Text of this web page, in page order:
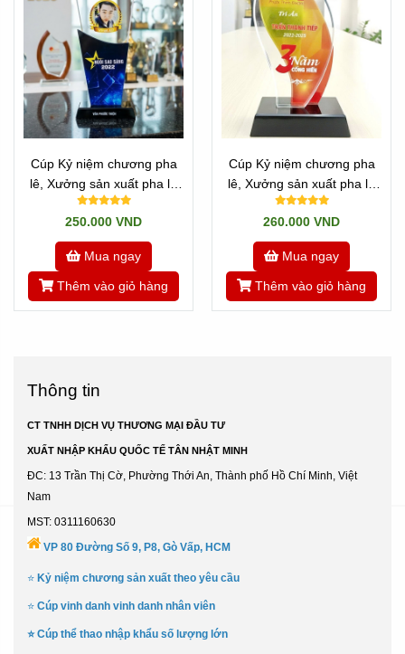
Cúp Kỷ niệm chương pha
lê, Xưởng sản xuất pha lê
(34)
250.000 VND
Mua ngay
Thêm vào giỏ hàng
Cúp Kỷ niệm chương pha
lê, Xưởng sản xuất pha lê
(33)
260.000 VND
Mua ngay
Thêm vào giỏ hàng
Thông tin
CT TNHH DỊCH VỤ THƯƠNG MẠI ĐẦU TƯ
XUẤT NHẬP KHẨU QUỐC TẾ TÂN NHẬT MINH
ĐC: 13 Trần Thị Cờ, Phường Thới An, Thành phố Hồ Chí Minh, Việt
Nam
MST: 0311160630
VP 80 Đường Số 9, P8, Gò Vấp, HCM
⭐ Kỷ niệm chương sản xuất theo yêu cầu
⭐ Cúp vinh danh vinh danh nhân viên
⭐Cúp thể thao nhập khẩu số lượng lớn